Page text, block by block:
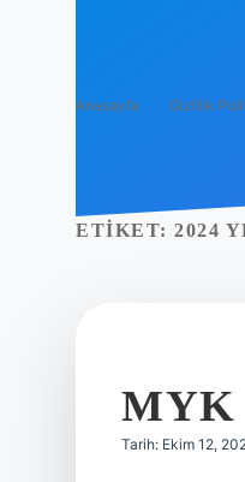
Anasayfa Gizlilik
ETIKET: 2024
MYK
Tarih: Ekim 12,